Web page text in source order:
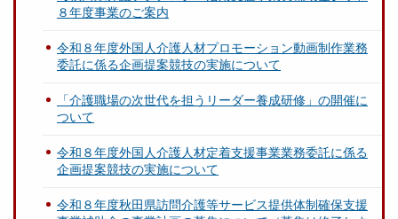
８年度事業のご案内
令和８年度外国人介護人材プロモーション動画制作業務
委託に係る企画提案競技の実施について
「介護職場の次世代を担うリーダー養成研修」の開催に
ついて
令和８年度外国人介護人材定着支援事業業務委託に係る
企画提案競技の実施について
令和８年度秋田県訪問介護等サービス提供体制確保支援